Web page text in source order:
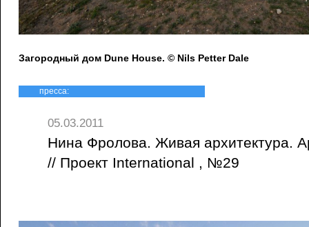
Загородный дом Dune House. © Nils Petter Dale
пресса:
05.03.2011
Нина Фролова. Живая архитектура.
// Проект International , №29